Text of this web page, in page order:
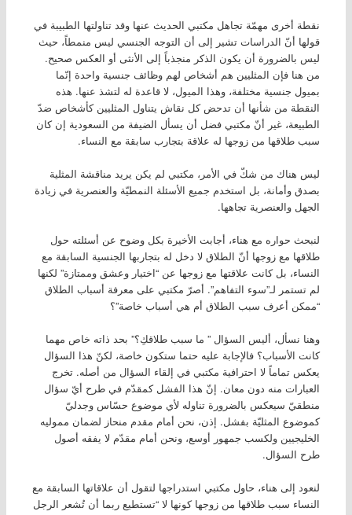
نقطة أخرى مهمّة تجاهل مكتبي الحديث عنها وقد تناولتها الطبيبة في
قولها أنّ الدراسات تشير إلى أن التوجه الجنسي ليس منمطاً، حيث
ليس بالضرورة أن يكون الذكر منجذباً إلى الأنثى أو العكس صحيح.
من هنا فإن المثليين هم أشخاص لهم وظائف جنسية واحدة إنّما
بميول جنسية مختلفة، وهذا الميول، لا قاعدة له لتشذ عنها. هذه
النقطة من شأنها أن تدحض كل نقاش يتناول المثليين كأشخاص ضدّ
الطبيعة، غير أنّ مكتبي فضل أن يسأل الضيفة من السعودية إن كان
سبب طلاقها من زوجها له علاقة بتجارب سابقة مع النساء.
ليس هناك من شكّ في الأمر، مكتبي لم يكن يريد مناقشة المثلية
بصدق وأمانة، بل استخدم جميع الأسئلة النمطيّة والعنصرية في زيادة
الجهل والعنصرية تجاهها.
لنبحث حواره مع هناء، أجابت الأخيرة بكل وضوح عن أسئلته حول
طلاقها مع زوجها أنّ الطلاق لا دخل له بتجاربها الجنسية السابقة مع
النساء، بل كانت علاقتها مع زوجها عن “اختيار وعشق وممتازة” لكنها
لم تستمر لـ”سوء التفاهم”. أصرّ مكتبي على معرفة أسباب الطلاق
“ممكن أعرف سبب الطلاق أم هي أسباب خاصة”؟
وهنا نسأل، أليس السؤال ” ما سبب طلاقكِ؟” بحد ذاته خاص مهما
كانت الأسباب؟ فالإجابة عليه حتما ستكون خاصة، لكنّ هذا السؤال
يعكس تماماً لا احترافية مكتبي في إلقاء السؤال من أصله. تخرج
العبارات منه دون معان. إنّ هذا الفشل كمقدّم في طرح أيّ سؤال
منطقيّ سيعكس بالضرورة تناوله لأي موضوع حسّاس وجدليّ
كموضوع المثليّة بفشل. إذن، نحن أمام مقدم منحاز لضمان مموليه
الخليجيين ولكسب جمهور أوسع، ونحن أمام مقدّم لا يفقه أصول
طرح السؤال.
لنعود إلى هناء، حاول مكتبي استدراجها لتقول أن علاقاتها السابقة مع
النساء سبب طلاقها من زوجها كونها لا “تستطيع ربما أن تُشعر الرجل